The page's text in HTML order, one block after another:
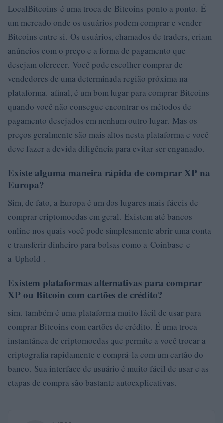
LocalBitcoins é uma troca de Bitcoins ponto a ponto. É
um mercado onde os usuários podem comprar e vender
Bitcoins entre si. Os usuários, chamados de traders, criam
anúncios com o preço e a forma de pagamento que
desejam oferecer. Você pode escolher comprar de
vendedores de uma determinada região próxima na
plataforma. afinal, é um bom lugar para comprar Bitcoins
quando você não consegue encontrar os métodos de
pagamento desejados em nenhum outro lugar. Mas os
preços geralmente são mais altos nesta plataforma e você
deve fazer a devida diligência para evitar ser enganado.
Existe alguma maneira rápida de comprar XP na
Europa?
Sim, de fato, a Europa é um dos lugares mais fáceis de
comprar criptomoedas em geral. Existem até bancos
online nos quais você pode simplesmente abrir uma conta
e transferir dinheiro para bolsas como a Coinbase e
a Uphold .
Existem plataformas alternativas para comprar
XP ou Bitcoin com cartões de crédito?
sim. também é uma plataforma muito fácil de usar para
comprar Bitcoins com cartões de crédito. É uma troca
instantânea de criptomoedas que permite a você trocar a
criptografia rapidamente e comprá-la com um cartão do
banco. Sua interface de usuário é muito fácil de usar e as
etapas de compra são bastante autoexplicativas.